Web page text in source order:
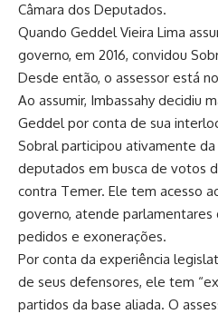
Câmara dos Deputados.
Quando Geddel Vieira Lima
governo, em 2016, convidou
Desde então, o assessor está
Ao assumir, Imbassahy decidiu
Geddel por conta de sua
Sobral participou ativamente da
deputados em busca de votos
contra Temer. Ele tem acesso
governo, atende parlamentares
pedidos e exonerações.
Por conta da experiência
de seus defensores, ele tem
partidos da base aliada. O